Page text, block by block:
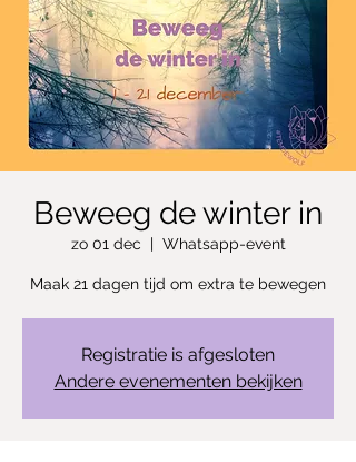
Beweeg de winter in
zo 01 dec
  |
Whatsapp-event
Maak 21 dagen tijd om extra te bewegen
Registratie is afgesloten
Andere evenementen bekijken